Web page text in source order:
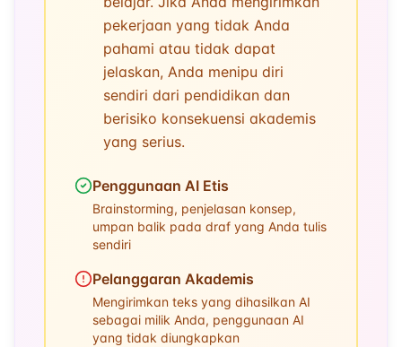
pekerjaan yang tidak Anda
pahami atau tidak dapat
jelaskan, Anda menipu diri
sendiri dari pendidikan dan
berisiko konsekuensi akademis
yang serius.
Penggunaan AI Etis
Brainstorming, penjelasan konsep,
umpan balik pada draf yang Anda tulis
sendiri
Pelanggaran Akademis
Mengirimkan teks yang dihasilkan AI
sebagai milik Anda, penggunaan AI
yang tidak diungkapkan